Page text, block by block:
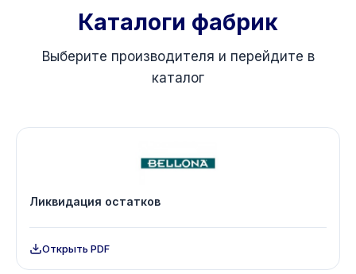
Каталоги фабрик
Выберите производителя и перейдите в
каталог
Ликвидация остатков
Открыть PDF